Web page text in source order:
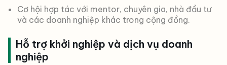
Cơ hội hợp tác với mentor, chuyên gia, nhà đầu tư
và các doanh nghiệp khác trong cộng đồng.
Hỗ trợ khởi nghiệp và dịch vụ doanh
nghiệp